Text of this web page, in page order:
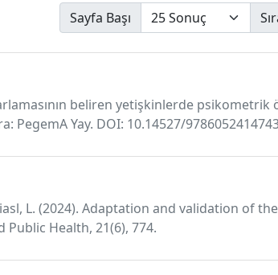
Sayfa Başı
beliren yetişkinlerde psikometrik
PegemA Yay. DOI: 10.14527/
L. (2024). Adaptation and validation of
Health, 21(6), 774.